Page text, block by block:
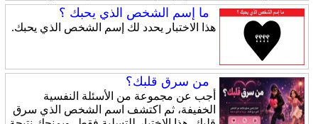
ما إسم الشخص الذي يحبك ؟
هذا الاختبار يحدد لك إسم الشخص الذي يحبك.
من سرق قلبك؟
أجب عن مجموعة من الأسئلة النفسية
الخفيفة، ثم اكتشف اسم الشخص الذي سرق